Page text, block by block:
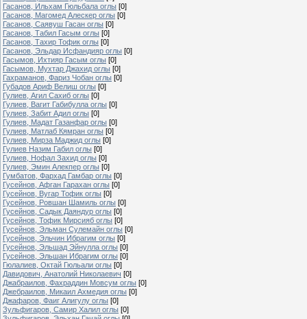
Гасанов, Ильхам Гюльбала оглы [0]
Гасанов, Магомед Алескер оглы [0]
Гасанов, Саявуш Гасан оглы [0]
Гасанов, Табил Гасым оглы [0]
Гасанов, Тахир Тофик оглы [0]
Гасанов, Эльдар Исфандияр оглы [0]
Гасымов, Ихтияр Гасым оглы [0]
Гасымов, Мухтар Джахид оглы [0]
Гахраманов, Фариз Чобан оглы [0]
Губадов Ариф Велиш оглы [0]
Гулиев, Агил Сахиб оглы [0]
Гулиев, Вагит Габибулла оглы [0]
Гулиев, Забит Адил оглы [0]
Гулиев, Мадат Газанфар оглы [0]
Гулиев, Матлаб Кямран оглы [0]
Гулиев, Мирза Маджид оглы [0]
Гулиев Назим Габил оглы [0]
Гулиев, Нофал Захид оглы [0]
Гулиев, Эмин Алекпер оглы [0]
Гумбатов, Фархад Гамбар оглы [0]
Гусейнов, Афган Гарахан оглы [0]
Гусейнов, Вугар Тофик оглы [0]
Гусейнов, Ровшан Шамиль оглы [0]
Гусейнов, Садык Даяндур оглы [0]
Гусейнов, Тофик Мирсияб оглы [0]
Гусейнов, Эльман Сулемайн оглы [0]
Гусейнов, Эльчин Ибрагим оглы [0]
Гусейнов, Эльшад Эйнулла оглы [0]
Гусейнов, Эльшан Ибрагим оглы [0]
Гюлалиев, Октай Гюльали оглы [0]
Давидович, Анатолий Николаевич [0]
Джабраилов, Фахраддин Мовсум оглы [0]
Джебраилов, Микаил Ахмедия оглы [0]
Джафаров, Фаиг Алигулу оглы [0]
Зульфигаров, Самир Халил оглы [0]